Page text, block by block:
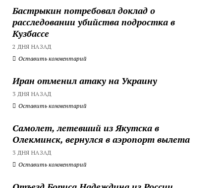
Бастрыкин потребовал доклад о
расследовании убийства подростка в
Кузбассе
2 ДНЯ НАЗАД
Оставить комментарий
Иран отменил атаку на Украину
3 ДНЯ НАЗАД
Оставить комментарий
Самолет, летевший из Якутска в
Олекминск, вернулся в аэропорт вылета
3 ДНЯ НАЗАД
Оставить комментарий